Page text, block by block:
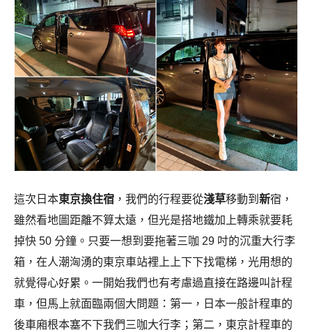
這次日本東京換住宿 ，我們的行程要從淺草移動到 新宿，
雖然看地圖距離不算太遠，但光是搭地鐵加上轉乘就要耗
掉快 50 分鐘。只要一想到要拖著三咖 29 吋的沉重大行李
箱，在人潮洶湧的東京車站裡上上下下找電梯，光用想的
就覺得心好累。 一開始我們也有考慮過直接在路邊叫計程
車，但馬上就面臨兩個大問題：第一，日本一般計程車的
後車廂根本塞不下我們三咖大行李；第二，東京計程車的